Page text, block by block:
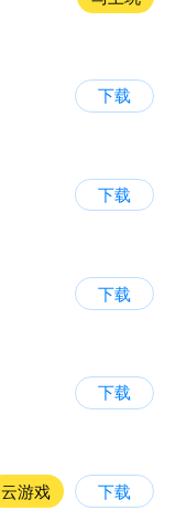
下载
下载
下载
下载
云游戏 下载